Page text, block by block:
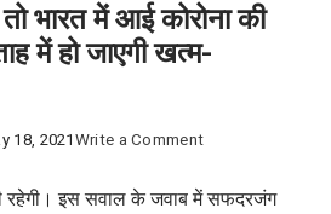
WHO
भारत में आई कोरोना की
में हो जाएगी खत्‍म-
18, 2021 Write a Commenton
कुछ
रहेगी। इस सवाल के जवाब में सफदरजंग